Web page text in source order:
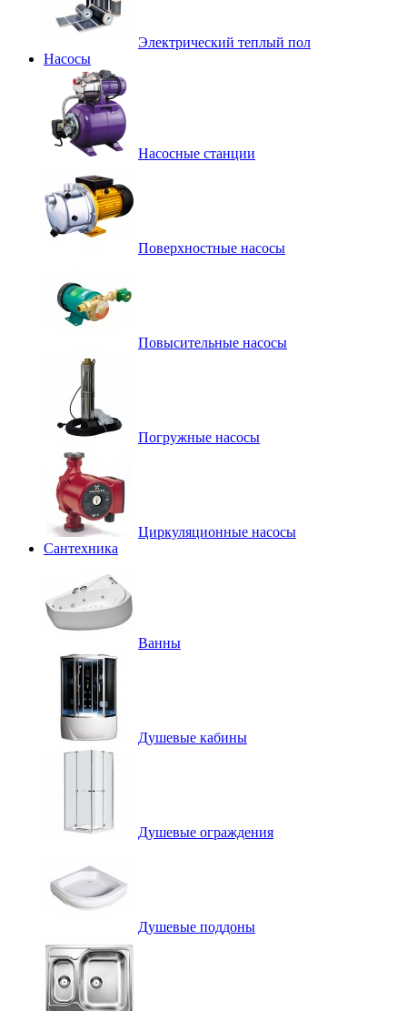
Электрический теплый пол
Насосы
Насосные станции
Поверхностные насосы
Повысительные насосы
Погружные насосы
Циркуляционные насосы
Сантехника
Ванны
Душевые кабины
Душевые ограждения
Душевые поддоны